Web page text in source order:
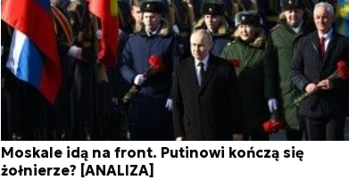
Moskale idą na front. Putinowi kończą się
żołnierze? [ANALIZA]